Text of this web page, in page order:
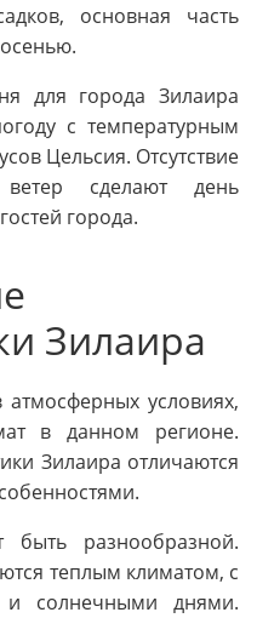
основная часть
для города Зилаира
с температурным
Цельсия. Отсутствие
сделают день
города.
Зилаира
условиях,
в данном регионе.
Зилаира отличаются
разнообразной.
теплым климатом, с
и солнечными днями.